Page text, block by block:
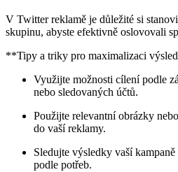
V Twitter reklamě je důležité si
skupinu, abyste efektivně oslovovali
**Tipy a triky pro maximalizaci
Využijte možnosti cílení podle
nebo sledovaných účtů.
Použijte relevantní obrázky
do vaší reklamy.
Sledujte výsledky vaší
podle potřeb.